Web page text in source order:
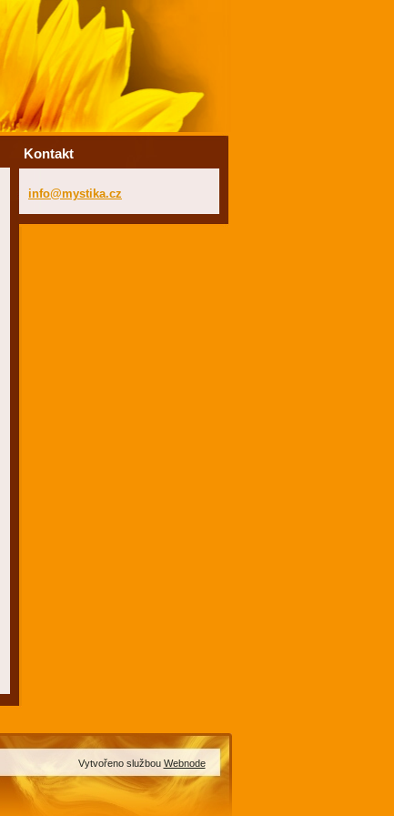
Kontakt
info@mystika.cz
Vytvořeno službou Webnode